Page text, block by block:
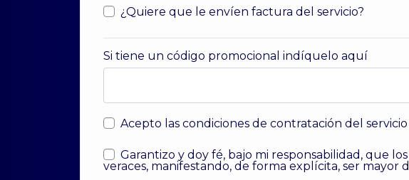
¿Quiere que le envíen factura del servicio?
Si tiene un código promocional indíquelo aquí
Acepto las condiciones de contratación del servicio
Garantizo y doy fé, bajo mi responsabilidad, que
veraces, manifestando, de forma explícita, ser